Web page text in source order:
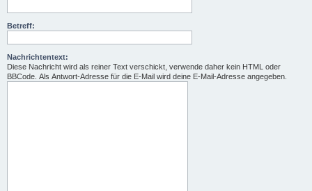
Betreff:
Nachrichtentext:
Diese Nachricht wird als reiner Text verschickt, verwende daher kein HTML oder
BBCode. Als Antwort-Adresse für die E-Mail wird deine E-Mail-Adresse angegeben.